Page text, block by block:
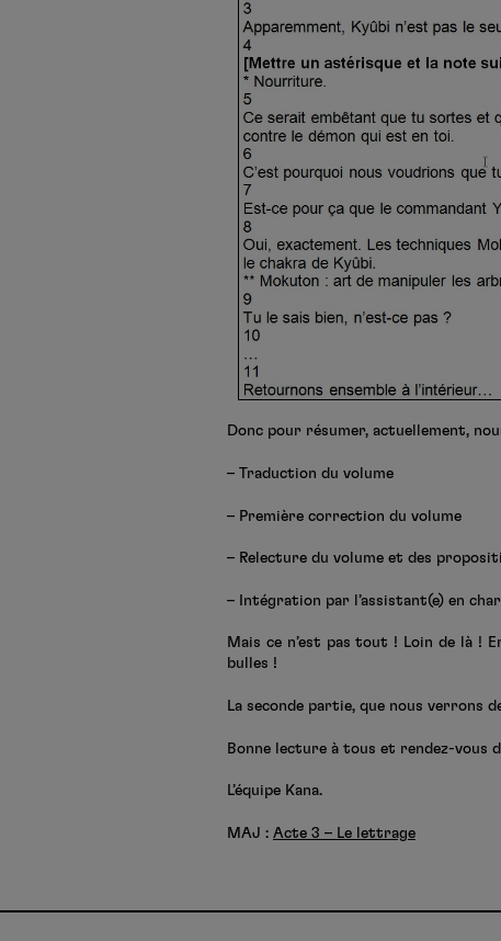
Donc pour résumer, actuellement,
– Traduction du volume
– Première correction du volume
– Relecture du volume et des
– Intégration par l’assistant(e) en
Mais ce n’est pas tout ! Loin de là !
bulles !
La seconde partie, que nous verrons
Bonne lecture à tous et rendez-vous
L’équipe Kana.
MAJ : Acte 3 – Le lettrage